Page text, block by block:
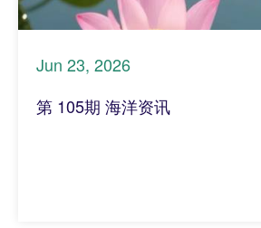
Jun 23, 2026
第 105期 海洋资讯